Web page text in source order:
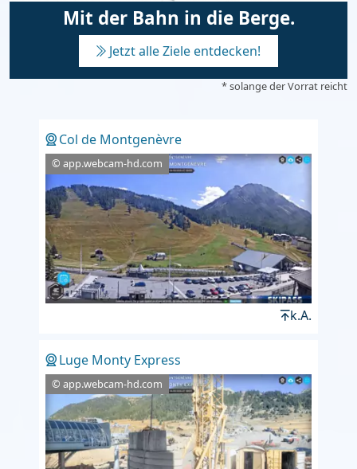
Mit der Bahn in die Berge.
Jetzt alle Ziele entdecken!
* solange der Vorrat reicht
Col de Montgenèvre
© app.webcam-hd.com
k.A.
Luge Monty Express
© app.webcam-hd.com